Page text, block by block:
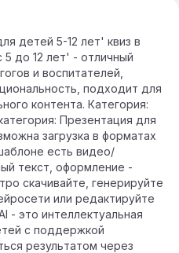
детей 5-12 лет' квиз в
5 до 12 лет' - отличный
и воспитателей,
подходит для
контента. Категория:
Презентация для
загрузка в форматах
есть видео/
текст, оформление -
скачивайте, генерируйте
или редактируйте
- это интеллектуальная
с поддержкой
результатом через